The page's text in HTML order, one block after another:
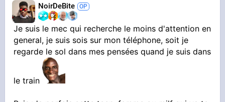
NoirDeBite
Je suis le mec qui recherche le moins d'attention en
general, je suis sois sur mon téléphone, soit je
regarde le sol dans mes pensées quand je suis dans
le train